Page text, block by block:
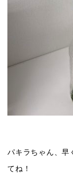
パキラちゃん、早
てね！